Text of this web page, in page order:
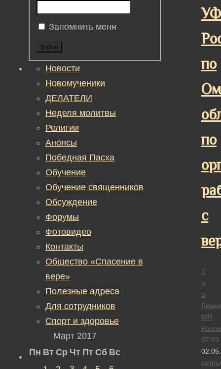
по
по
с
☦
р
Б
МП
Запомнить меня
Войти
Новости
Новомученики
ДЕЛАТЕЛИ
Неделя молитвы
Религии
Анонсы
Победная Пасха
Обучение
Обучение священников
Обсуждение
Форумы
Фотовидео
Контакты
Общество «Спасение в
вере»
Полезные адреса
Для сотрудников
Спорт и здоровье
Март 2017
Пн Вт Ср Чт Пт Сб Вс